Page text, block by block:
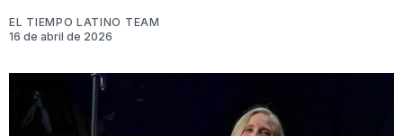
EL TIEMPO LATINO TEAM
16 de abril de 2026